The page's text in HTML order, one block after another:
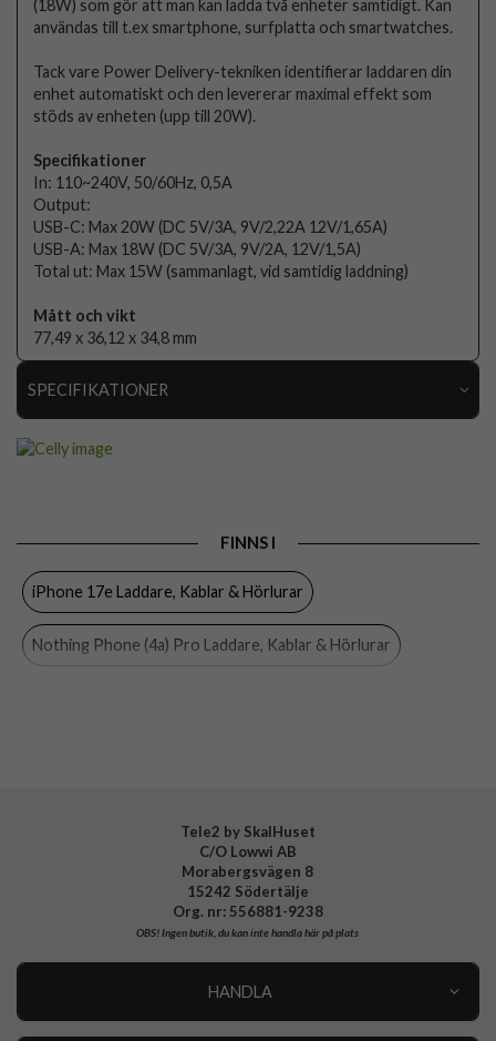
(18W) som gör att man kan ladda två enheter samtidigt. Kan
användas till t.ex smartphone, surfplatta och smartwatches.
Tack vare Power Delivery-tekniken identifierar laddaren din
enhet automatiskt och den levererar maximal effekt som
stöds av enheten (upp till 20W).
Specifikationer
In: 110~240V, 50/60Hz, 0,5A
Output:
USB-C: Max 20W (DC 5V/3A, 9V/2,22A 12V/1,65A)
USB-A: Max 18W (DC 5V/3A, 9V/2A, 12V/1,5A)
Total ut: Max 15W (sammanlagt, vid samtidig laddning)
Mått och vikt
77,49 x 36,12 x 34,8 mm
SPECIFIKATIONER
Tillverkarens art nr TC2USBUSBC20WWH
8021735192251
FINNS I
iPhone 17e Laddare, Kablar & Hörlurar
Nothing Phone (4a) Pro Laddare, Kablar & Hörlurar
Nothing Phone 3 Laddare, Kablar & Hörlurar
Samsung Galaxy A57 Laddare, Kablar & Hörlurar
Samsung Galaxy A37 Laddare, Kablar & Hörlurar
Samsung Galaxy A27 Laddare, Kablar & Hörlurar
Tele2 by SkalHuset
C/O Lowwi AB
Morabergsvägen 8
15242 Södertälje
Org. nr: 556881-9238
OBS!Ingen butik, du kan inte handla här på plats
HANDLA